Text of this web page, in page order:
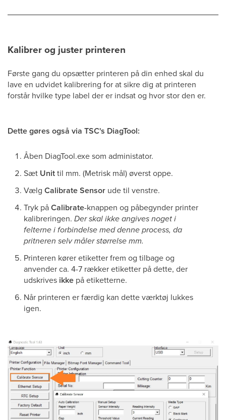
Kalibrer og juster printeren
Første gang du opsætter printeren på din enhed skal du
lave en udvidet kalibrering for at sikre dig at printeren
forstår hvilke type label der er indsat og hvor stor den er.
Dette gøres også via TSC's DiagTool:
Åben DiagTool.exe som administator.
Sæt Unittil mm. (Metrisk mål) øverst oppe.
Vælg Calibrate Sensor ude til venstre.
Tryk påCalibrate-knappen og påbegynder printer
kalibreringen. Der skal ikke angives noget i
felterne i forbindelse med denne process, da
pritneren selv måler størrelse mm.
Printeren kører etiketter frem og tilbage og
anvender ca. 4-7 rækker etiketter på dette, der
udskrives ikke på etiketterne.
Når printeren er færdig kan dette værktøj lukkes
igen.